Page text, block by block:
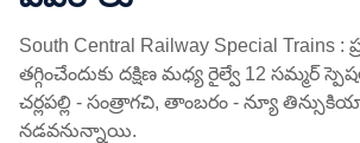
South Central Railway Special Trains :
తగ్గించేందుకు దక్షిణ మధ్య రైల్వే 12 సమ్మర్
చర్లపల్లి - సంత్రాగచి, తాంబరం - న్యూ
నడవనున్నాయి.